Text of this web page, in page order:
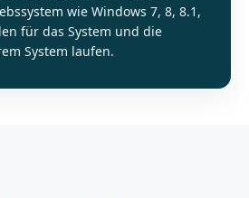
wie Windows 7, 8, 8.1,
für das System und die
System laufen.